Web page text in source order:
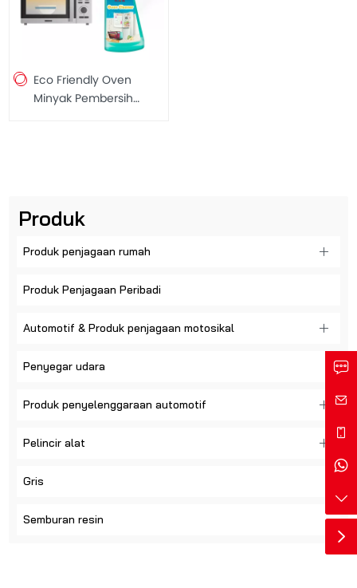
Eco Friendly Oven
Minyak Pembersih
Produk
Produk penjagaan rumah
Produk Penjagaan Peribadi
Automotif & Produk penjagaan motosikal
Penyegar udara
Produk penyelenggaraan automotif
Pelincir alat
Gris
Semburan resin